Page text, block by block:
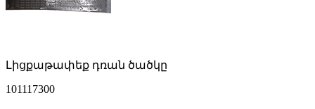
Լիցքաթափեք դռան ծածկը
101117300